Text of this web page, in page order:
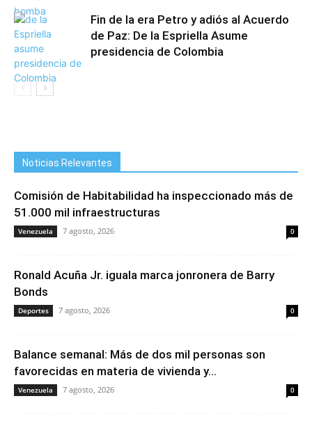
Fin de la era Petro y adiós al Acuerdo
de Paz: De la Espriella Asume
presidencia de Colombia
Noticias Relevantes
Comisión de Habitabilidad ha inspeccionado más de
51.000 mil infraestructuras
Venezuela 7 agosto, 2026 0
Ronald Acuña Jr. iguala marca jonronera de Barry
Bonds
Deportes 7 agosto, 2026 0
Balance semanal: Más de dos mil personas son
favorecidas en materia de vivienda y...
Venezuela 7 agosto, 2026 0